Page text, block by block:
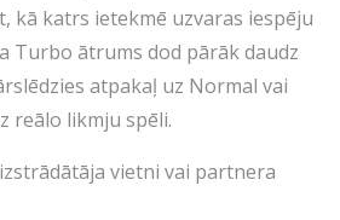
kā katrs ietekmē uzvaras iespēju
Turbo ātrums dod pārāk daudz
atpakaļ uz Normal vai
reālo likmju spēli.
vietni vai partnera